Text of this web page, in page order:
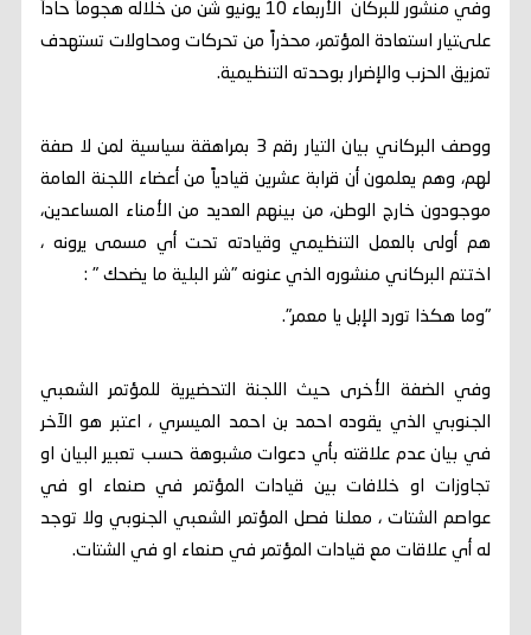
وفي منشور للبركان الأربعاء 10 يونيو شن من خلاله هجوماً حاداً
علىتيار استعادة المؤتمر، محذراً من تحركات ومحاولات تستهدف
تمزيق الحزب والإضرار بوحدته التنظيمية.
ووصف البركاني بيان التيار رقم 3 بمراهقة سياسية لمن لا صفة
لهم، وهم يعلمون أن قرابة عشرين قيادياً من أعضاء اللجنة العامة
موجودون خارج الوطن، من بينهم العديد من الأمناء المساعدين،
هم أولى بالعمل التنظيمي وقيادته تحت أي مسمى يرونه ،
اختتم البركاني منشوره الذي عنونه "شر البلية ما يضحك " :
"وما هكذا تورد الإبل يا معمر".
وفي الضفة الأخرى حيث اللجنة التحضيرية للمؤتمر الشعبي
الجنوبي الذي يقوده احمد بن احمد الميسري ، اعتبر هو الآخر
في بيان عدم علاقته بأي دعوات مشبوهة حسب تعبير البيان او
تجاوزات او خلافات بين قيادات المؤتمر في صنعاء او في
عواصم الشتات ، معلنا فصل المؤتمر الشعبي الجنوبي ولا توجد
له أي علاقات مع قيادات المؤتمر في صنعاء او في الشتات.